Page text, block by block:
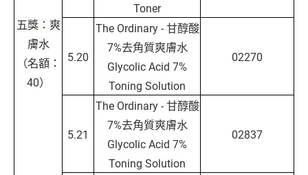
五獎：爽
膚水
（名額：
40）
Toner
5.20
The Ordinary - 甘醇酸
7%去角質爽膚水
Glycolic Acid 7%
Toning Solution
02270
5.21
The Ordinary - 甘醇酸
7%去角質爽膚水
Glycolic Acid 7%
Toning Solution
02837